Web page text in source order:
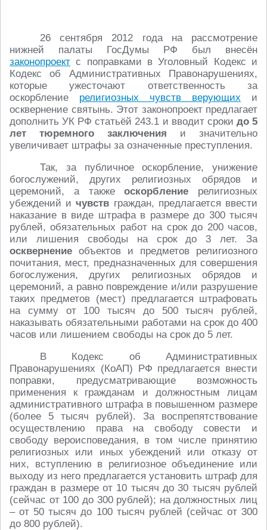
26 сентября 2012 года на рассмотрение
нижней палаты ГосДумы РФ был внесён
законопроект с поправками в Уголовный Кодекс и
Кодекс об Административных Правонарушениях,
которые ужесточают ответственность за
оскорбление религиозных чувств верующих и
осквернение святынь. Этот законопроект предлагает
дополнить УК РФ статьёй 243.1 и вводит сроки до 5
лет тюремного заключения и значительно
увеличивает штрафы за означенные преступления.
Так, за публичное оскорбление, унижение
богослужений, других религиозных обрядов и
церемоний, а такжеоскорбление религиозных
убеждений ичувств граждан, предлагается ввести
наказание в виде штрафа в размере до 300 тысяч
рублей, обязательных работ на срок до 200 часов,
или лишения свободы на срок до 3 лет. За
осквернение объектов и предметов религиозного
почитания, мест, предназначенных для совершения
богослужения, других религиозных обрядов и
церемоний, а равно повреждение и/или разрушение
таких предметов (мест) предлагается штрафовать
на сумму от 100 тысяч до 500 тысяч рублей,
наказывать обязательными работами на срок до 400
часов или лишением свободы на срок до 5 лет.
В Кодекс об Административных
Правонарушениях (КоАП) РФ предлагается внести
поправки, предусматривающие возможность
применения к гражданам и должностным лицам
административного штрафа в повышенном размере
(более 5 тысяч рублей). За воспрепятствование
осуществлению права на свободу совести и
свободу вероисповедания, в том числе принятию
религиозных или иных убеждений или отказу от
них, вступлению в религиозное объединение или
выходу из него предлагается установить штраф для
граждан в размере от 10 тысяч до 30 тысяч рублей
(сейчас от 100 до 300 рублей); на должностных лиц
– от 50 тысяч до 100 тысяч рублей (сейчас от 300
до 800 рублей).